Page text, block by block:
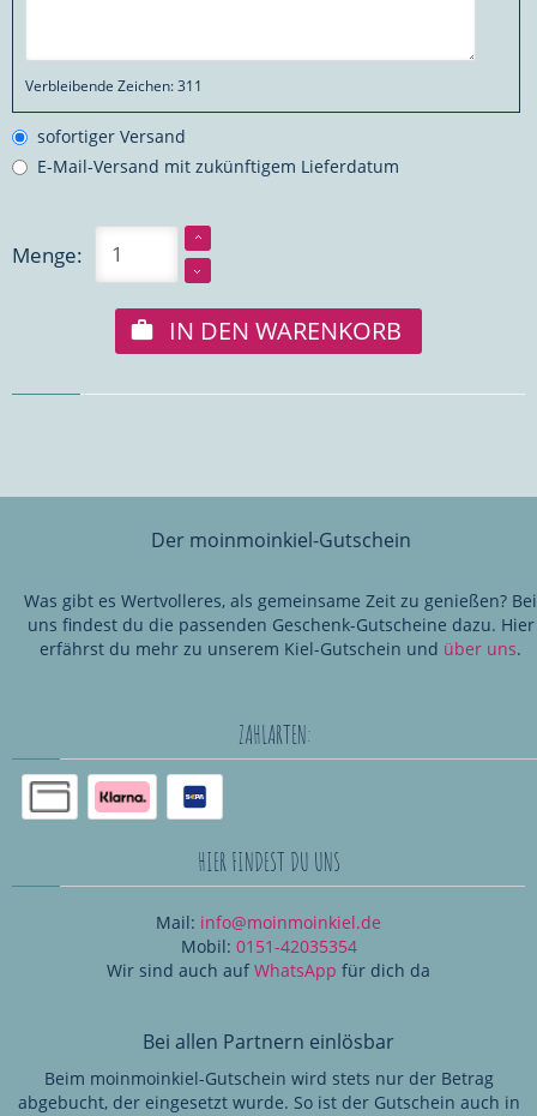
Verbleibende Zeichen:311
sofortiger Versand
E-Mail-Versand mit zukünftigem Lieferdatum
Menge:
IN DEN WARENKORB
Der moinmoinkiel-Gutschein
Was gibt es Wertvolleres, als gemeinsame Zeit zu genießen? Bei
uns findest du die passenden Geschenk-Gutscheine dazu. Hier
erfährst du mehr zu unserem Kiel-Gutschein und über uns.
ZAHLARTEN:
HIER FINDEST DU UNS
Mail: info@moinmoinkiel.de
Mobil: 0151-42035354
Wir sind auch auf WhatsApp für dich da
Bei allen Partnern einlösbar
Beim moinmoinkiel-Gutschein wird stets nur der Betrag
abgebucht, der eingesetzt wurde. So ist der Gutschein auch in